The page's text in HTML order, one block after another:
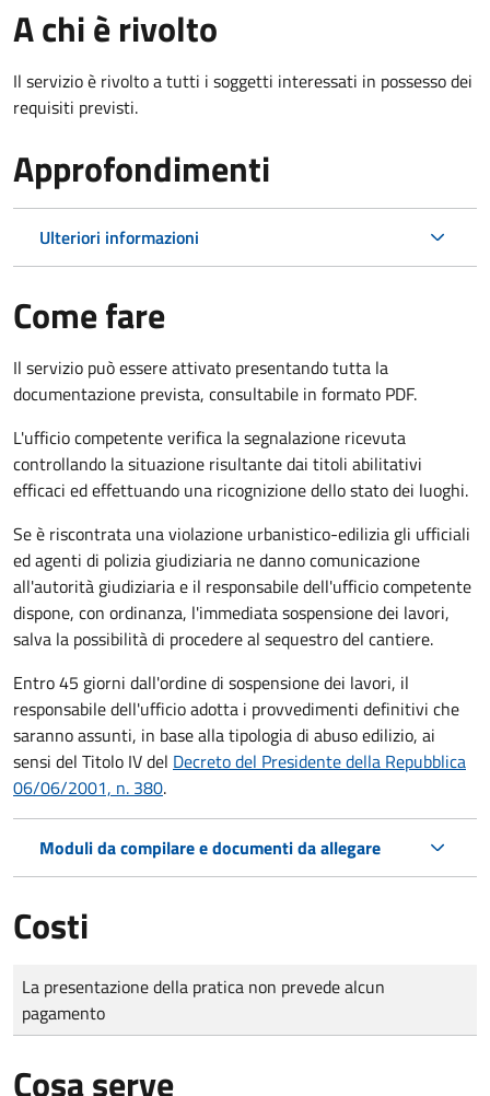
A chi è rivolto
Il servizio è rivolto a tutti i soggetti interessati in possesso dei
requisiti previsti.
Approfondimenti
Ulteriori informazioni
Come fare
Il servizio può essere attivato presentando tutta la
documentazione prevista, consultabile in formato PDF.
L'ufficio competente verifica la segnalazione ricevuta
controllando la situazione risultante dai titoli abilitativi
efficaci ed effettuando una ricognizione dello stato dei luoghi.
Se è riscontrata una violazione urbanistico-edilizia gli ufficiali
ed agenti di polizia giudiziaria ne danno comunicazione
all'autorità giudiziaria e il responsabile dell'ufficio competente
dispone, con ordinanza, l'immediata sospensione dei lavori,
salva la possibilità di procedere al sequestro del cantiere.
Entro 45 giorni dall'ordine di sospensione dei lavori, il
responsabile dell'ufficio adotta i provvedimenti definitivi che
saranno assunti, in base alla tipologia di abuso edilizio, ai
sensi del Titolo IV del Decreto del Presidente della Repubblica
06/06/2001, n. 380.
Moduli da compilare e documenti da allegare
Costi
Tipo di pagamento
Importo
La presentazione della pratica non prevede alcun
pagamento
Cosa serve